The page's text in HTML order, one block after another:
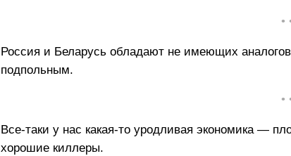
•
Россия и Беларусь обладают не имеющих
подпольным.
•
Все-таки у нас какая-то уродливая экономика —
хорошие киллеры.